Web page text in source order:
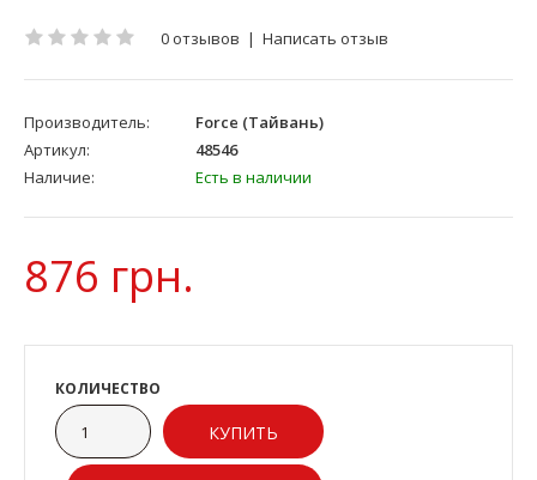
0 отзывов | Написать отзыв
Производитель:
Force (Тайвань)
Артикул:
48546
Наличие:
Есть в наличии
876 грн.
КОЛИЧЕСТВО